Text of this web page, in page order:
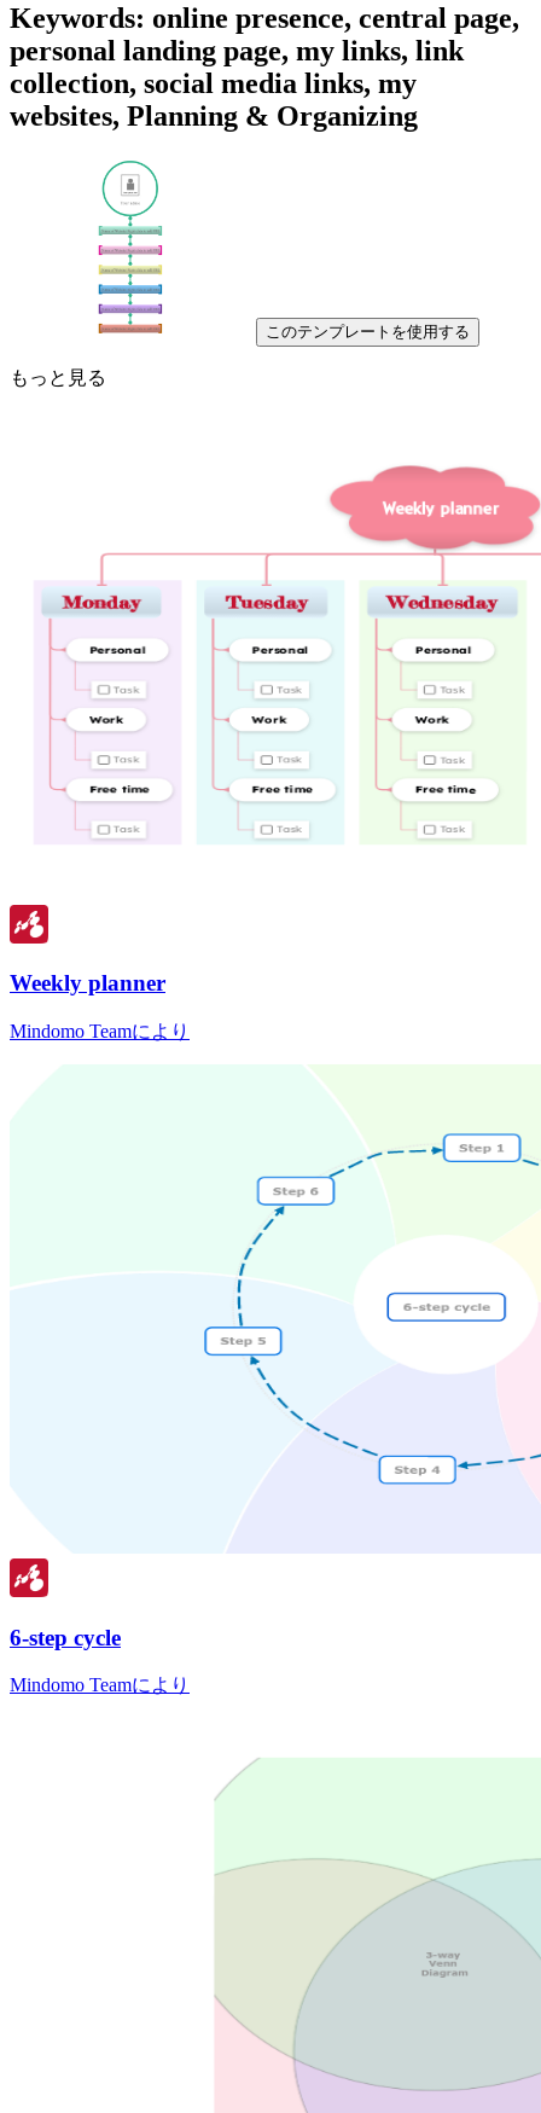
Keywords: online presence, central page,
personal landing page, my links, link
collection, social media links, my
websites, Planning & Organizing
このテンプレートを使用する
もっと見る
Weekly planner
Mindomo Teamにより
6-step cycle
Mindomo Teamにより